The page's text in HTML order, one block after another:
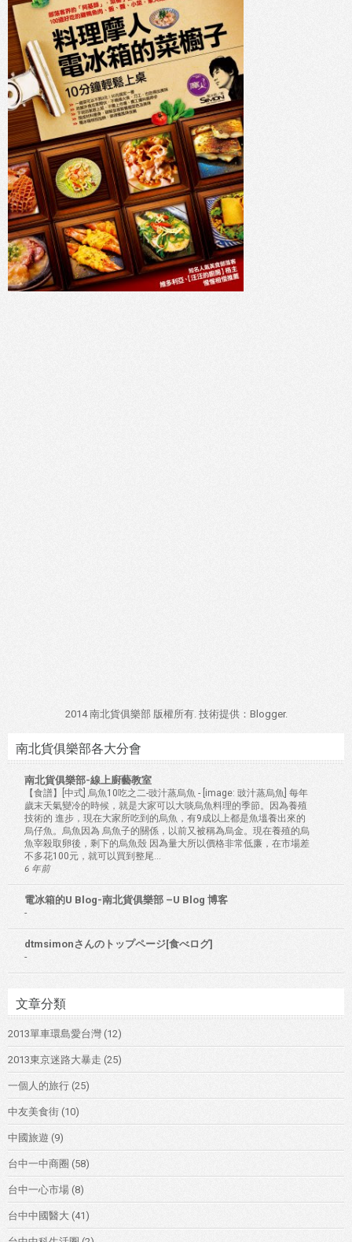
2014 南北貨俱樂部 版權所有. 技術提供： Blogger.
南北貨俱樂部各大分會
南北貨俱樂部-線上廚藝教室
【食譜】[中式] 烏魚10吃之二-豉汁蒸烏魚 - [image: 豉汁蒸烏魚] 每年
歲末天氣變冷的時候，就是大家可以大啖烏魚料理的季節。因為養殖
技術的 進步，現在大家所吃到的烏魚，有9成以上都是魚塭養出來的
烏仔魚。烏魚因為 烏魚子的關係，以前又被稱為烏金。現在養殖的烏
魚宰殺取卵後，剩下的烏魚殼 因為量大所以價格非常低廉，在市場差
不多花100元，就可以買到整尾...
6 年前
電冰箱的U Blog-南北貨俱樂部 –U Blog 博客
-
dtmsimonさんのトップページ[食べログ]
-
文章分類
2013單車環島愛台灣 (12)
2013東京迷路大暴走 (25)
一個人的旅行 (25)
中友美食街 (10)
中國旅遊 (9)
台中一中商圈 (58)
台中一心市場 (8)
台中中國醫大 (41)